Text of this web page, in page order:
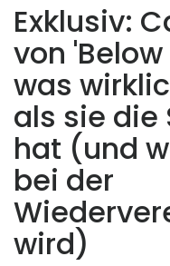
Exklusiv:
von
was
als sie die
hat (und
bei der
wird)